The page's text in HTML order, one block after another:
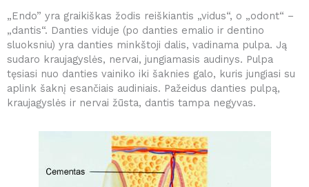
„Endo” yra graikiškas žodis reiškiantis „vidus“, o „odont“ –
„dantis“. Danties viduje (po danties emalio ir dentino
sluoksniu) yra danties minkštoji dalis, vadinama pulpa. Ją
sudaro kraujagyslės, nervai, jungiamasis audinys. Pulpa
tęsiasi nuo danties vainiko iki šaknies galo, kuris jungiasi su
aplink šaknį esančiais audiniais. Pažeidus danties pulpą,
kraujagyslės ir nervai žūsta, dantis tampa negyvas.